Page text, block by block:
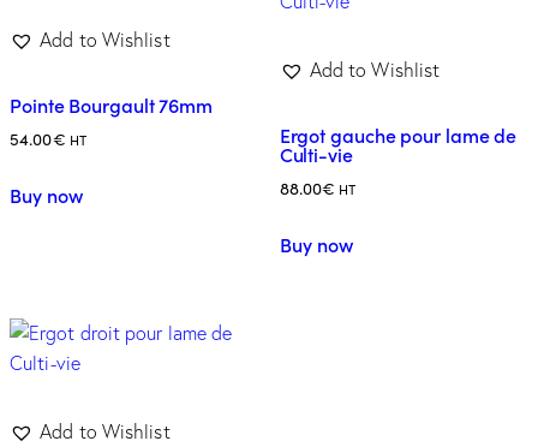
Add to Wishlist
Pointe Bourgault 76mm
54.00€ HT
Buy now
Add to Wishlist
Ergot gauche pour lame de
Culti-vie
88.00€ HT
Buy now
Add to Wishlist